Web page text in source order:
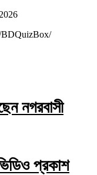
BDQuizBox/
নগরবাসী
প্রকাশ